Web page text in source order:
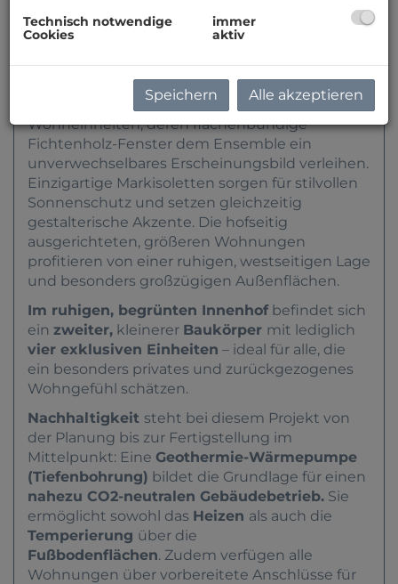
In der
hochwertiges Neubauprojekt mit stilvoller
Architektur fertiggestellt.Zur Straße hin öffnet
sich ein Gebäudeteil mit kompakteren
Wohneinheiten, deren flächenbündige
Fichtenholz-Fenster dem Ensemble ein
unverwechselbares Erscheinungsbild verleihen.
Einzigartige Markisoletten sorgen für stilvollen
Sonnenschutz und setzen gleichzeitig
gestalterische Akzente. Die hofseitig
ausgerichteten, größeren Wohnungen
profitieren von einer ruhigen, westseitigen Lage
und besonders großzügigen Außenflächen.
Im ruhigen, begrünten Innenhofbefindet sich
ein zweiter, kleinerer Baukörper mit lediglich
vier exklusiven Einheiten – ideal für alle, die
ein besonders privates und zurückgezogenes
Wohngefühl schätzen.
Nachhaltigkeit steht bei diesem Projekt von
der Planung bis zur Fertigstellung im
Mittelpunkt: Eine Geothermie-Wärmepumpe
(Tiefenbohrung) bildet die Grundlage für einen
nahezu CO2-neutralen Gebäudebetrieb. Sie
ermöglicht sowohl das Heizen als auch die
Temperierung über die
Fußbodenflächen. Zudem verfügen alle
Wohnungen über vorbereitete Anschlüsse für
Technisch notwendige
Cookies
immer
aktiv
Speichern Alle akzeptieren